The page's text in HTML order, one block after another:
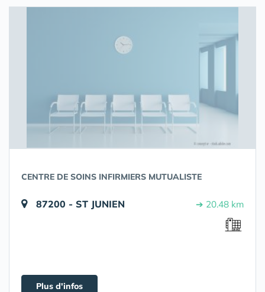
CENTRE DE SOINS INFIRMIERS MUTUALISTE
87200 - ST JUNIEN ➔ 20.48 km
Plus d'infos